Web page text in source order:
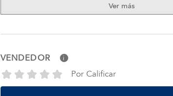
Ver más
VENDEDOR i
Por Calificar